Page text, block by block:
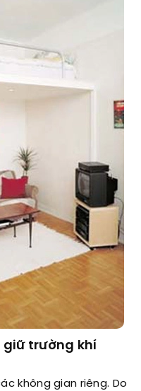
giữ trường khí
không gian riêng. Do